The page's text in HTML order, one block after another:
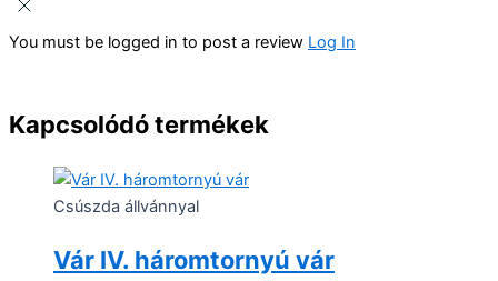
You must be logged in to post a review Log In
Kapcsolódó termékek
Csúszda állvánnyal
Vár IV. háromtornyú vár